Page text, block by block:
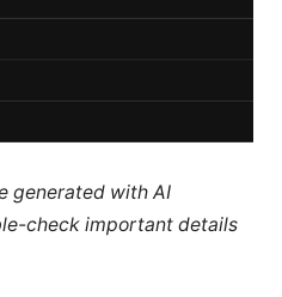
generated with AI
check important details